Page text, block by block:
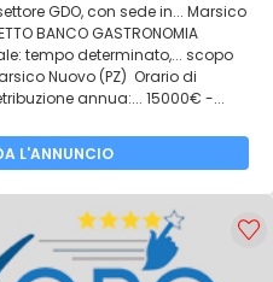
GDO, con sede in... Marsico
BANCO GASTRONOMIA
tempo determinato,... scopo
Nuovo (PZ) Orario di
annua:... 15000€ -...
L'ANNUNCIO